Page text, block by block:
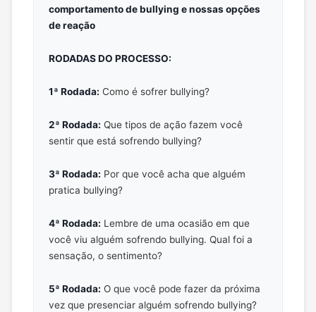
comportamento de bullying e nossas opções
de reação
RODADAS DO PROCESSO:
1ª Rodada: Como é sofrer bullying?
2ª Rodada: Que tipos de ação fazem você
sentir que está sofrendo bullying?
3ª Rodada: Por que você acha que alguém
pratica bullying?
4ª Rodada: Lembre de uma ocasião em que
você viu alguém sofrendo bullying. Qual foi a
sensação, o sentimento?
5ª Rodada: O que você pode fazer da próxima
vez que presenciar alguém sofrendo bullying?